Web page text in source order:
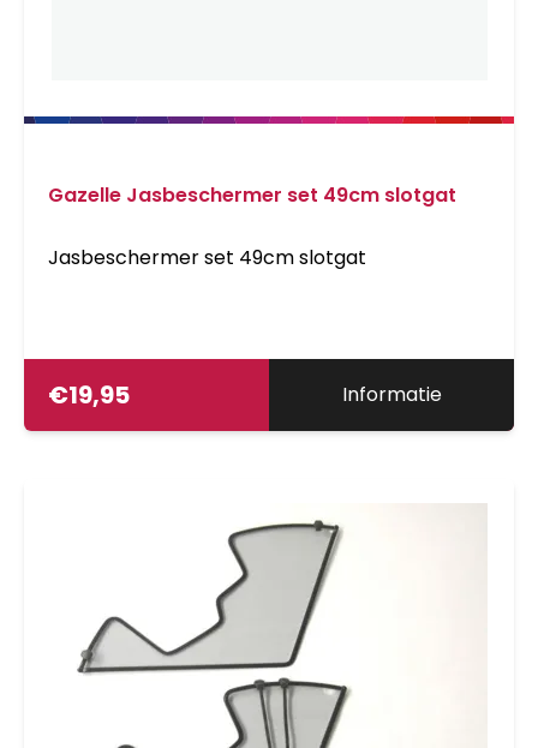
Gazelle Jasbeschermer set 49cm slotgat
Jasbeschermer set 49cm slotgat
€19,95 Informatie